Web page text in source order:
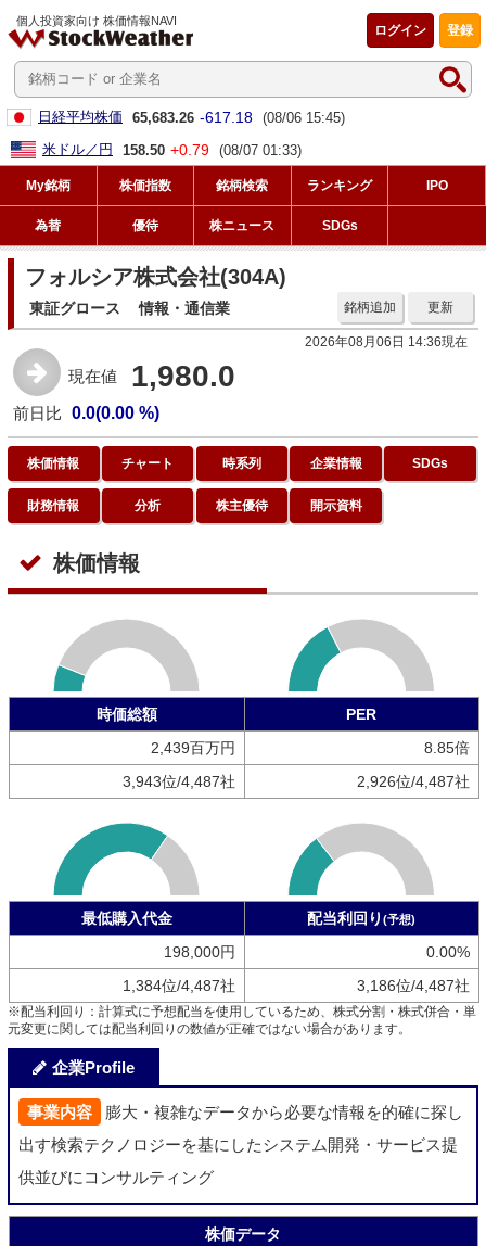
個人投資家向け 株価情報NAVI
登録
ログイン
日経平均株価 65,683.26 -617.18 (08/06 15:45)
米ドル／円
158.50 +0.79 (08/07 01:33)
My銘柄 株価指数 銘柄検索 ランキング IPO
為替 優待 株ニュース SDGs
フォルシア株式会社(304A)
東証グロース 情報・通信業 更新
銘柄追加
2026年08月06日 14:36現在
現在値 1,980.0
前日比 0.0(0.00 %)
株価情報 チャート 時系列 企業情報 SDGs
財務情報 分析 株主優待 開示資料
株価情報
時価総額
PER
2,439百万円
8.85倍
3,943位/4,487社
2,926位/4,487社
最低購入代金 配当利回り (予想)
198,000円
0.00%
1,384位/4,487社
3,186位/4,487社
※配当利回り：計算式に予想配当を使用しているため、株式分割・株式併合・単
元変更に関しては配当利回りの数値が正確ではない場合があります。
企業Profile
事業内容
膨大・複雑なデータから必要な情報を的確に探し
出す検索テクノロジーを基にしたシステム開発・サービス提
供並びにコンサルティング
株価データ